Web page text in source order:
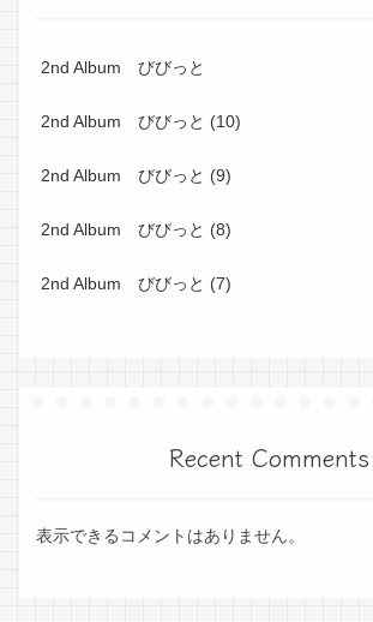
2nd Album びびっと
2nd Album びびっと (10)
2nd Album びびっと (9)
2nd Album びびっと (8)
2nd Album びびっと (7)
Recent Comments
表示できるコメントはありません。